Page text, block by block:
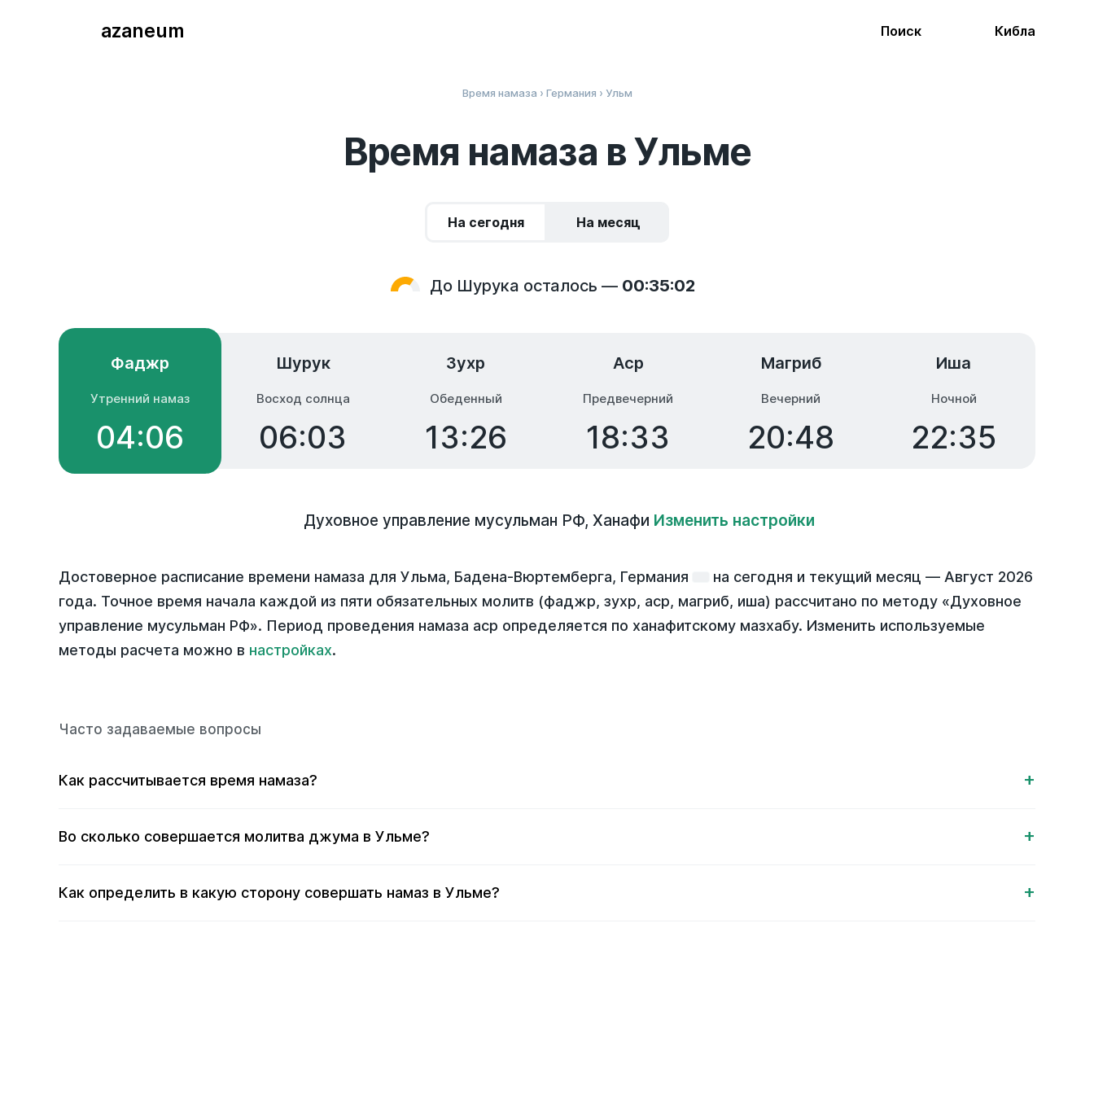
azaneum Поиск Кибла
Время намаза › Германия › Ульм
Время намаза в Ульме
На сегодня На месяц
До Шурука осталось — 00:35:02
Фаджр
Утренний намаз
04:06
Шурук
Восход солнца
06:03
Зухр
Обеденный
13:26
Аср
Предвечерний
18:33
Магриб
Вечерний
20:48
Иша
Ночной
22:35
Духовное управление мусульман РФ, Ханафи Изменить настройки
Достоверное расписание времени намаза для Ульма, Бадена-Вюртемберга, Германия на сегодня и текущий месяц — Август 2026
года. Точное время начала каждой из пяти обязательных молитв (фаджр, зухр, аср, магриб, иша) рассчитано по методу «Духовное
управление мусульман РФ». Период проведения намаза аср определяется по ханафитскому мазхабу. Изменить используемые
методы расчета можно в настройках.
Часто задаваемые вопросы
Как рассчитывается время намаза?
Во сколько совершается молитва джума в Ульме?
Как определить в какую сторону совершать намаз в Ульме?